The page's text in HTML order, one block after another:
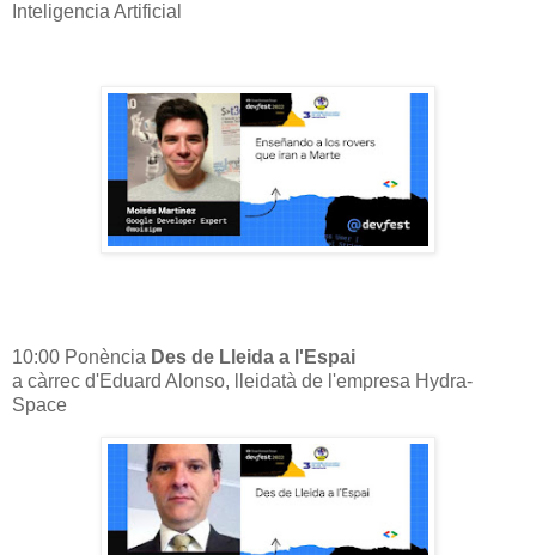
Inteligencia Artificial
10:00 Ponència Des de Lleida a l'Espai
a càrrec d'Eduard Alonso, lleidatà de l'empresa Hydra-
Space